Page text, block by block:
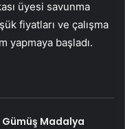
üyesi savunma
fiyatları ve çalışma
yapmaya başladı.
Gümüş Madalya